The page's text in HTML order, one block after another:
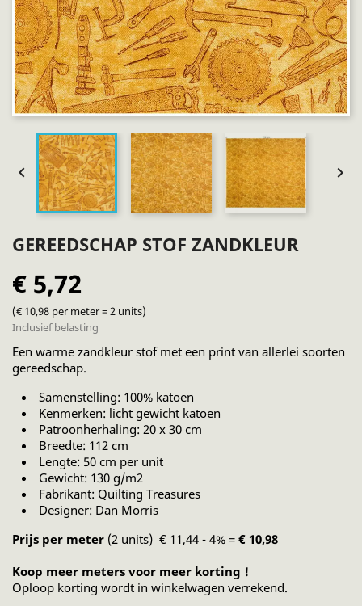
 
GEREEDSCHAP STOF ZANDKLEUR
€ 5,72
(€ 10,98 per meter = 2 units)
Inclusief belasting
Een warme zandkleur stof met een print van allerlei soorten
gereedschap.
Samenstelling: 100% katoen
Kenmerken: licht gewicht katoen
Patroonherhaling: 20 x 30 cm
Breedte: 112 cm
Lengte: 50 cm per unit
Gewicht: 130 g/m2
Fabrikant: Quilting Treasures
Designer: Dan Morris
Prijs per meter (2 units) € 11,44 - 4% = € 10,98
Koop meer meters voor meer korting !
Oploop korting wordt in winkelwagen verrekend.